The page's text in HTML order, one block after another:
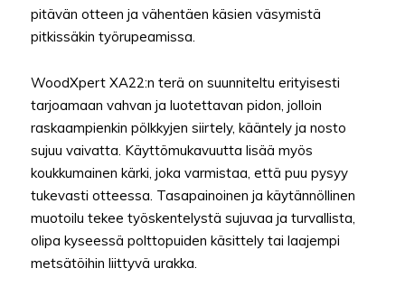
pitävän otteen ja vähentäen käsien väsymistä
pitkissäkin työrupeamissa.
WoodXpert XA22:n terä on suunniteltu erityisesti
tarjoamaan vahvan ja luotettavan pidon, jolloin
raskaampienkin pölkkyjen siirtely, kääntely ja nosto
sujuu vaivatta. Käyttömukavuutta lisää myös
koukkumainen kärki, joka varmistaa, että puu pysyy
tukevasti otteessa. Tasapainoinen ja käytännöllinen
muotoilu tekee työskentelystä sujuvaa ja turvallista,
olipa kyseessä polttopuiden käsittely tai laajempi
metsätöihin liittyvä urakka.